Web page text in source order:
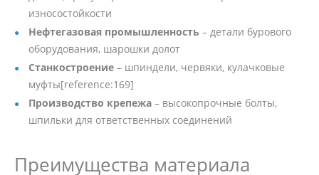
износостойкости
Нефтегазовая промышленность – детали бурового
оборудования, шарошки долот
Станкостроение – шпиндели, червяки, кулачковые
муфты[reference:169]
Производство крепежа – высокопрочные болты,
шпильки для ответственных соединений
Преимущества материала